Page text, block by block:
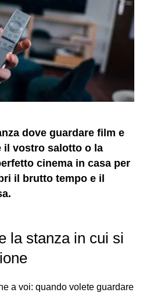
dove guardare film e
il vostro salotto o la
cinema in casa per
il brutto tempo e il
la stanza in cui si
a voi: quando volete guardare